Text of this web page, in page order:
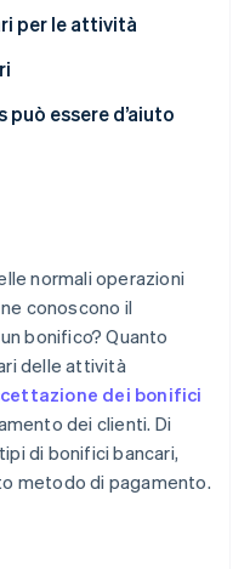
l'infrastruttura
annullati
consumatori
alte in Europa e Asia-
per le attività
dei pagamenti
pagamento
essere d’aiuto
normali operazioni
conoscono il
bonifico? Quanto
delle attività
dei bonifici
dei clienti. Di
di bonifici bancari,
metodo di pagamento.